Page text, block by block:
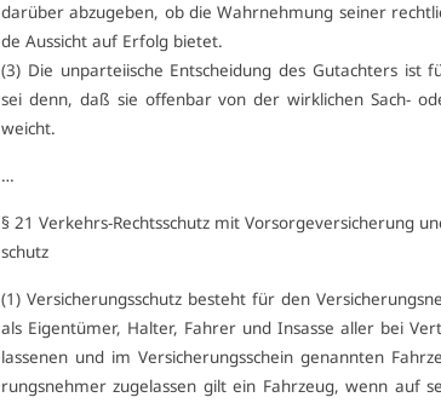
dar­über ab­zu­ge­ben, ob die Wahr­neh­mung sei­ner
de Aus­sicht auf Er­folg bie­tet.
(3) Die un­par­tei­ische Ent­schei­dung des Gut­ach­ters ist
sei denn, daß sie of­fen­bar von der wirk­li­chen Sach-
weicht.
…
§ 21 Ver­kehrs-Rechts­schutz mit Vor­sor­ge­ver­si­che­rung
schutz
(1) Ver­si­che­rungs­schutz be­steht für den
als Ei­gen­tü­mer, Hal­ter, Fah­rer und In­sas­se al­ler bei
las­se­nen und im Ver­si­che­rungs­schein ge­nann­ten
rungs­neh­mer zu­ge­las­sen gilt ein Fahr­zeug, wenn auf